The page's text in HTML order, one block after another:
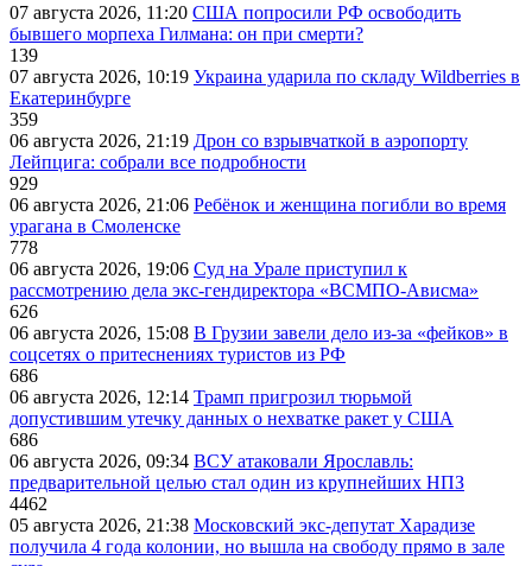
07 августа 2026, 11:20 США попросили РФ освободить
бывшего морпеха Гилмана: он при смерти?
139
07 августа 2026, 10:19 Украина ударила по складу Wildberries в
Екатеринбурге
359
06 августа 2026, 21:19 Дрон со взрывчаткой в аэропорту
Лейпцига: собрали все подробности
929
06 августа 2026, 21:06 Ребёнок и женщина погибли во время
урагана в Смоленске
778
06 августа 2026, 19:06 Суд на Урале приступил к
рассмотрению дела экс-гендиректора «ВСМПО-Ависма»
626
06 августа 2026, 15:08 В Грузии завели дело из-за «фейков» в
соцсетях о притеснениях туристов из РФ
686
06 августа 2026, 12:14 Трамп пригрозил тюрьмой
допустившим утечку данных о нехватке ракет у США
686
06 августа 2026, 09:34 ВСУ атаковали Ярославль:
предварительной целью стал один из крупнейших НПЗ
4462
05 августа 2026, 21:38 Московский экс-депутат Харадизе
получила 4 года колонии, но вышла на свободу прямо в зале